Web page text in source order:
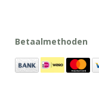
Betaalmethoden